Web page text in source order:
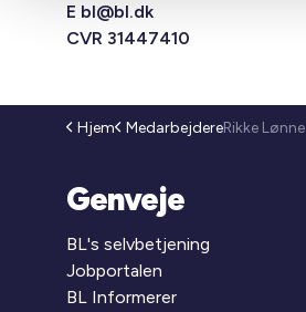
E bl@bl.dk
CVR 31447410
Hjem MedarbejdereRikke Lønne
Genveje
BL's selvbetjening
Jobportalen
BL Informerer